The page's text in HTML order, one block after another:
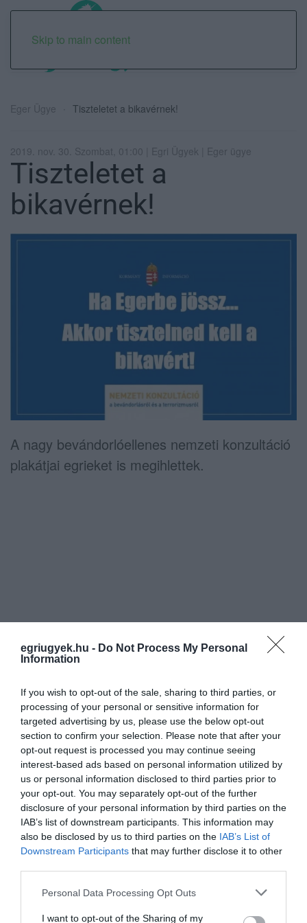
egriugyek.hu - Do Not Process My Personal
Information
If you wish to opt-out of the sale, sharing to third parties, or
processing of your personal or sensitive information for
targeted advertising by us, please use the below opt-out
section to confirm your selection. Please note that after your
opt-out request is processed you may continue seeing
interest-based ads based on personal information utilized by
us or personal information disclosed to third parties prior to
your opt-out. You may separately opt-out of the further
disclosure of your personal information by third parties on the
IAB’s list of downstream participants. This information may
also be disclosed by us to third parties on the IAB’s List of
Downstream Participants that may further disclose it to other
Please note that this website/app uses one or more Google
not limited to your visit or usage behaviour. You may click to
Personal Data Processing Opt Outs
I want to opt-out of the Sharing of my
Skip to main content
Eger Ügye Tiszteletet a bikavérnek!
2019. nov. 30. Szombat, 01:00 | Egri Ügyek | Eger ügye
Tiszteletet a
bikavérnek!
A nagy bevándorlóellenes nemzeti konzultáció
plakátjai egrieket is megihlettek.
Ne maradjon le a legfrissebb hírekről, kövessen
bennünket az EGRI ÜGYEK Google Hírek oldalán!
VISSZA A FŐOLDALRA
Legfrissebb híreink
AZ ENDODONCIÁBAN
NÉLKÜLÖZHETETLEN ESZKÖZÖK
2026. augusztus 09|Promóció
BELVÁROSÁBAN: ÜZLETEK KIRAKATA...